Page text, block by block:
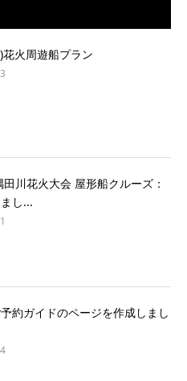
火周遊船プラン
川花火大会 屋形船クルーズ：
し...
約ガイドのページを作成しまし